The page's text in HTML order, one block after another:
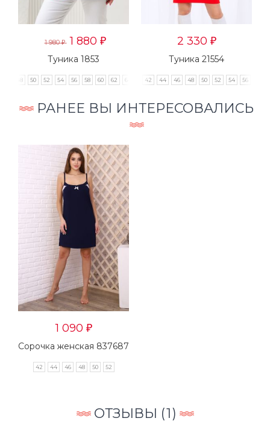
1 980₽ 1 880 ₽
Туника 1853
48 50 52 54 56 58 60 62 64
2 330 ₽
Туника 21554
42 44 46 48 50 52 54 56
РАНЕЕ ВЫ ИНТЕРЕСОВАЛИСЬ
1 090 ₽
Сорочка женская 837687
42 44 46 48 50 52
ОТЗЫВЫ (1)